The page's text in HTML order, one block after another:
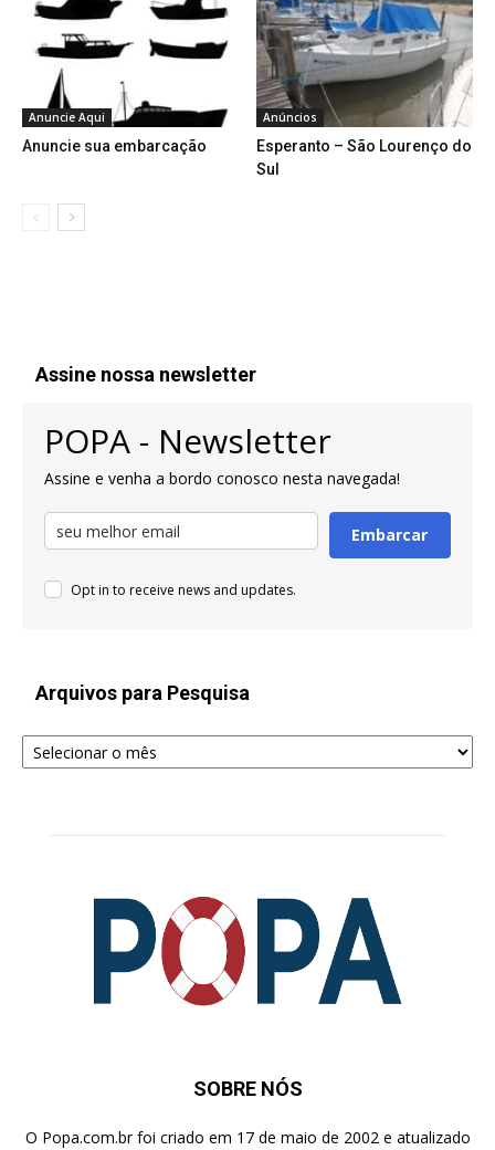
Anuncie Aqui
Anuncie sua embarcação
Anúncios
Esperanto – São Lourenço do
Sul
Assine nossa newsletter
POPA - Newsletter
Assine e venha a bordo conosco nesta navegada!
Embarcar
Opt in to receive news and updates.
Arquivos para Pesquisa
Arquivos
para
SOBRE NÓS
O Popa.com.br foi criado em 17 de maio de 2002 e atualizado